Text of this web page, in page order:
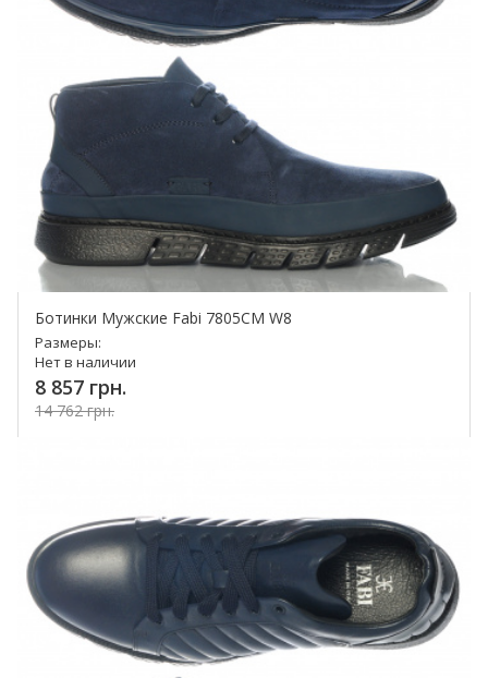
Ботинки Мужские Fabi 7805CM W8
Размеры:
Нет в наличии
8 857 грн.
14 762 грн.